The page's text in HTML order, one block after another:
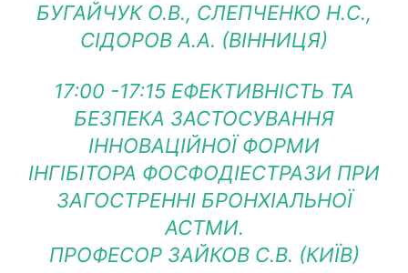
БУГАЙЧУК О.В., СЛЕПЧЕНКО Н.С.,
СІДОРОВ А.А. (ВІННИЦЯ)
17:00 -17:15 ЕФЕКТИВНІСТЬ ТА
БЕЗПЕКА ЗАСТОСУВАННЯ
ІННОВАЦІЙНОЇ ФОРМИ
ІНГІБІТОРА ФОСФОДІЕСТРАЗИ ПРИ
ЗАГОСТРЕННІ БРОНХІАЛЬНОЇ
АСТМИ.
ПРОФЕСОР ЗАЙКОВ С.В. (КИЇВ)